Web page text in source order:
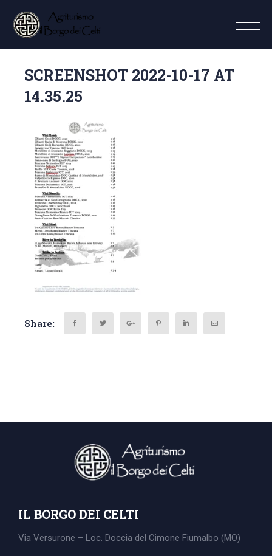
SCREENSHOT 2022-10-17 AT
14.35.25
Share:
IL BORGO DEI CELTI
Via Versurone – Loc. Doccia del Cimone Fiumalbo (MO)